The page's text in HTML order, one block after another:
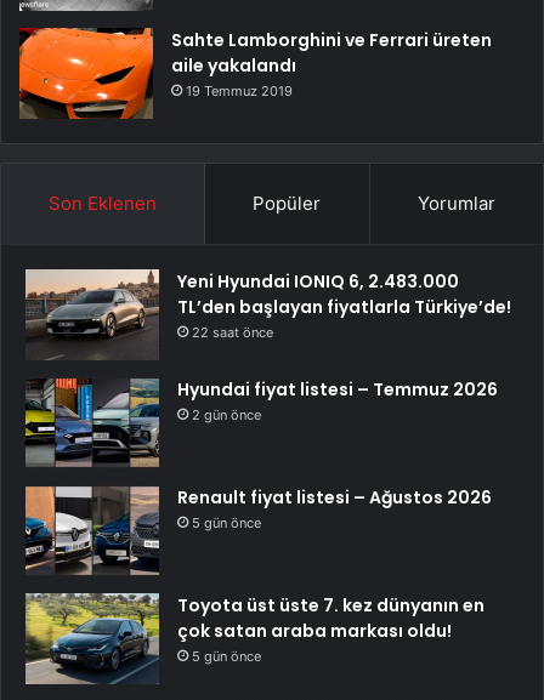
Sahte Lamborghini ve Ferrari üreten
aile yakalandı
19 Temmuz 2019
Son Eklenen Popüler Yorumlar
Yeni Hyundai IONIQ 6, 2.483.000
TL’den başlayan fiyatlarla Türkiye’de!
22 saat önce
Hyundai fiyat listesi – Temmuz 2026
2 gün önce
Renault fiyat listesi – Ağustos 2026
5 gün önce
Toyota üst üste 7. kez dünyanın en
çok satan araba markası oldu!
5 gün önce